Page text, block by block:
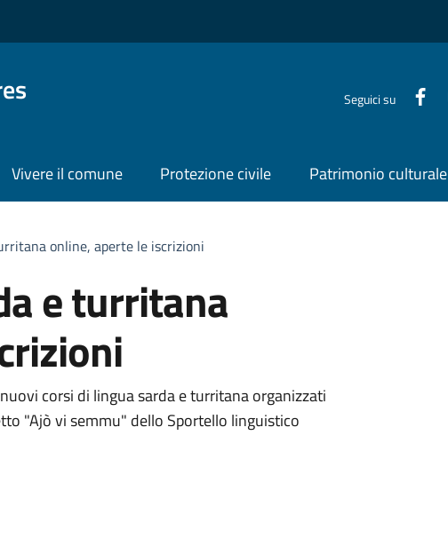
Seguici su
Vivere il comune Protezione civile Patrimonio culturale
online, aperte le iscrizioni
e turritana
corsi di lingua sarda e turritana organizzati
"Ajò vi semmu" dello Sportello linguistico